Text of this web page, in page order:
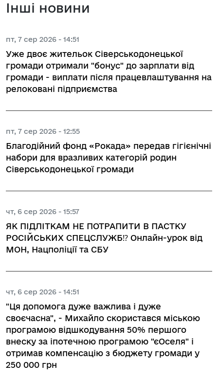
Інші новини
пт, 7 сер 2026 - 14:51
Уже двоє жительок Сіверськодонецької
громади отримали "бонус" до зарплати від
громади - виплати після працевлаштування на
релоковані підприємства
пт, 7 сер 2026 - 12:55
Благодійний фонд «Рокада» передав гігієнічні
набори для вразливих категорій родин
Сіверськодонецької громади
чт, 6 сер 2026 - 15:57
ЯК ПІДЛІТКАМ НЕ ПОТРАПИТИ В ПАСТКУ
РОСІЙСЬКИХ СПЕЦСЛУЖБ⁉️ Онлайн-урок від
МОН, Нацполіції та СБУ
чт, 6 сер 2026 - 14:51
"Ця допомога дуже важлива і дуже
своєчасна", - Михайло скористався міською
програмою відшкодування 50% першого
внеску за іпотечною програмою "єОселя" і
отримав компенсацію з бюджету громади у
250 000 грн